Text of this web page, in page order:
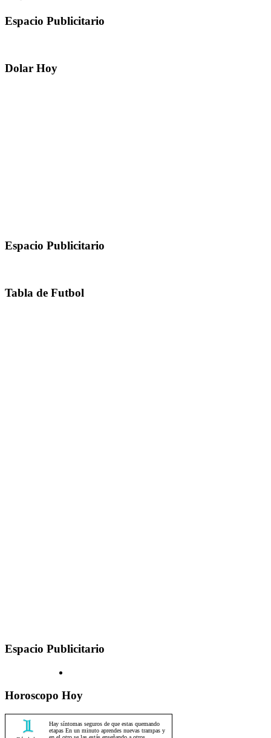
Espacio Publicitario
Dolar Hoy
Espacio Publicitario
Tabla de Futbol
Espacio Publicitario
Horoscopo Hoy